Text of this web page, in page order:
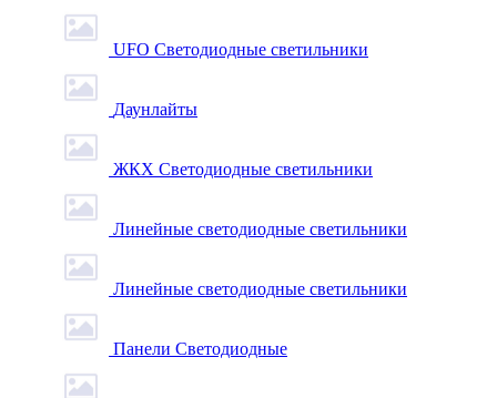
UFO Светодиодные светильники
Даунлайты
ЖКХ Светодиодные светильники
Линейные светодиодные светильники
Линейные светодиодные светильники
Панели Светодиодные